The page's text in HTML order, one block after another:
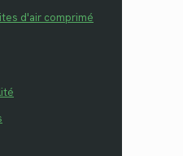
d'air comprimé